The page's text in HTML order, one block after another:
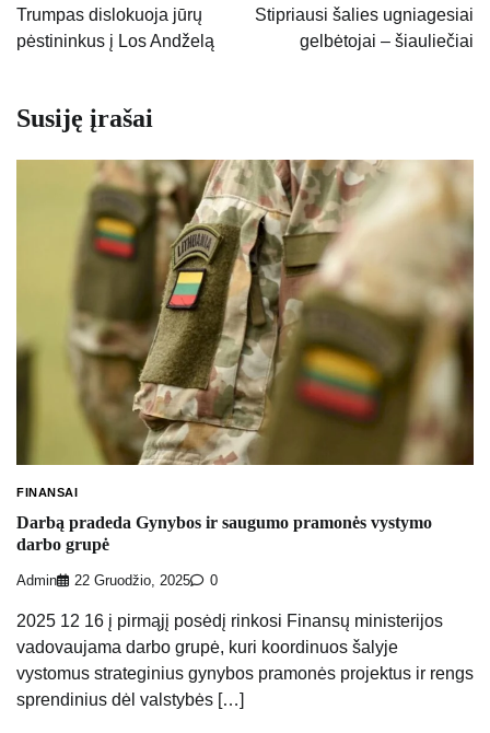
tarp
įrašų
Trumpas dislokuoja jūrų
pėstininkus į Los Andželą
Stipriausi šalies ugniagesiai
gelbėtojai – šiauliečiai
Susiję įrašai
FINANSAI
Darbą pradeda Gynybos ir saugumo pramonės vystymo
darbo grupė
Admin 22 Gruodžio, 2025 0
2025 12 16 į pirmąjį posėdį rinkosi Finansų ministerijos
vadovaujama darbo grupė, kuri koordinuos šalyje
vystomus strateginius gynybos pramonės projektus ir rengs
sprendinius dėl valstybės […]